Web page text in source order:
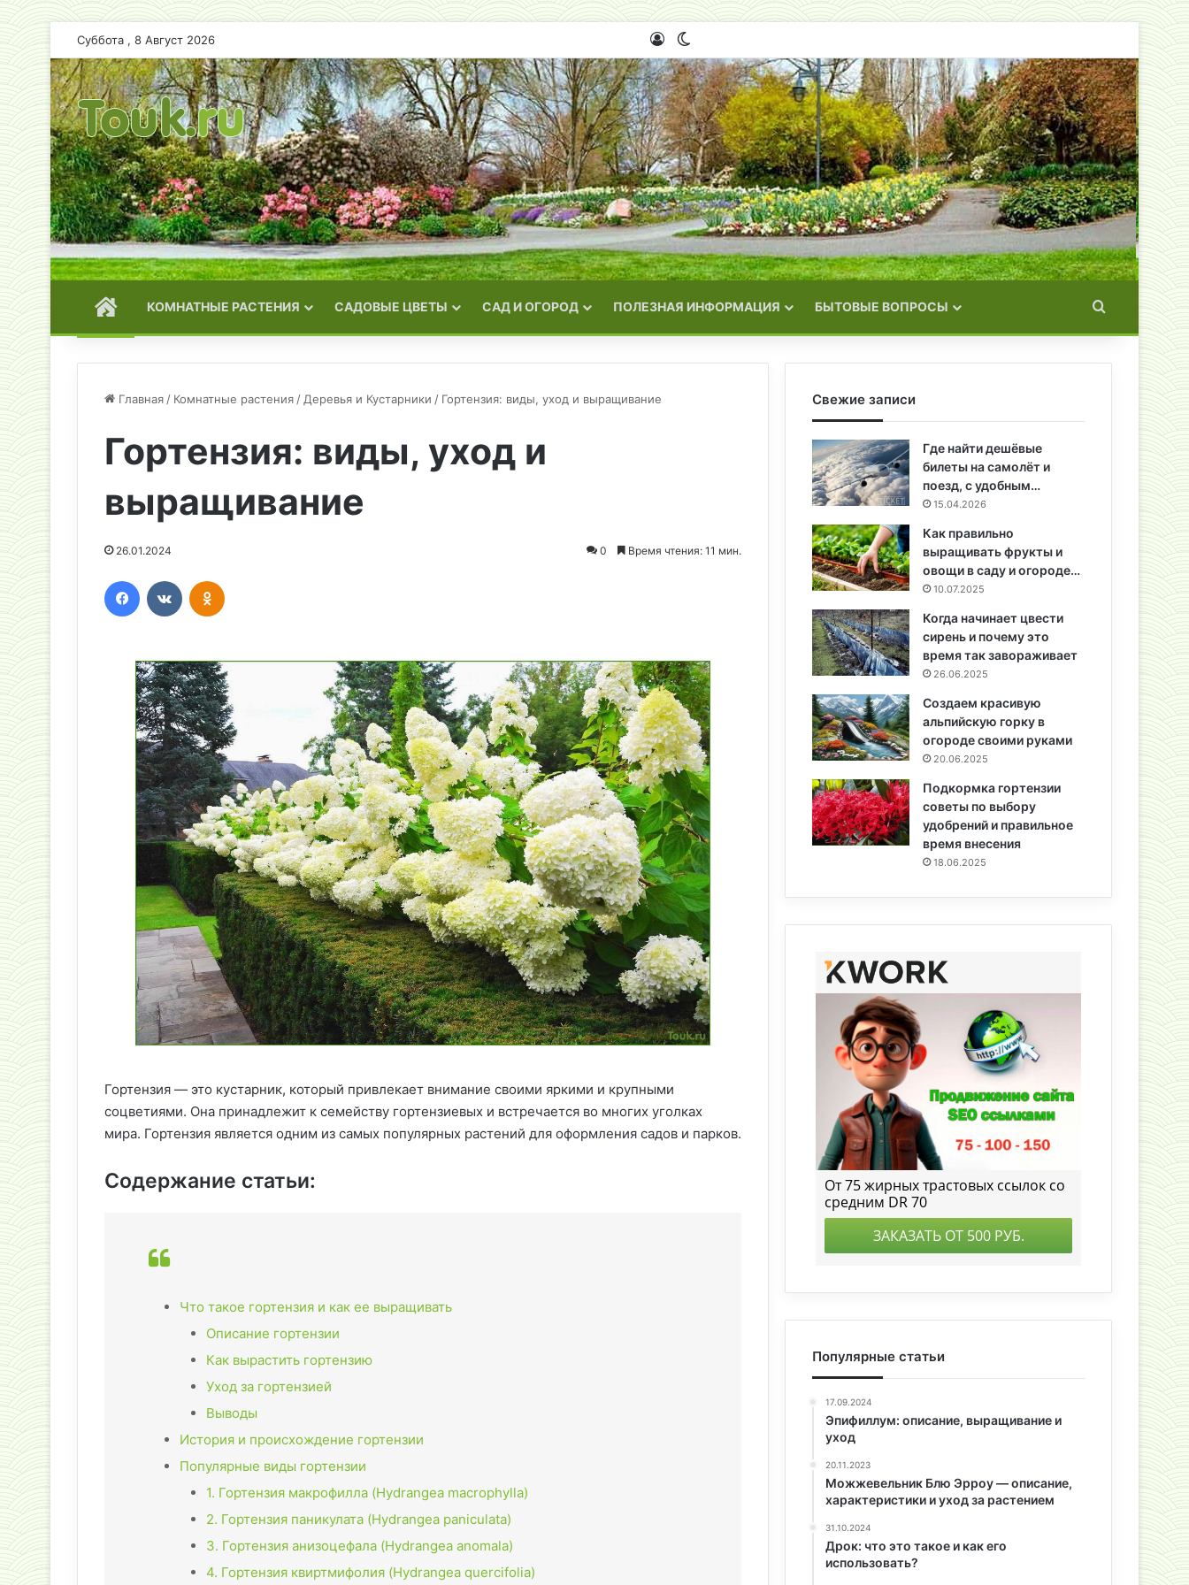
Суббота , 8 Август 2026 Войти
ГЛАВНАЯКОМНАТНЫЕ РАСТЕНИЯ САДОВЫЕ ЦВЕТЫ САД И ОГОРОД ПОЛЕЗНАЯ ИНФОРМАЦИЯ БЫТОВЫЕ ВОПРОСЫ Искать
Главная / Комнатные растения / Деревья и Кустарники / Гортензия: виды, уход и выращивание
Гортензия: виды, уход и
выращивание
26.01.2024 0 Время чтения: 11 мин.
Гортензия — это кустарник, который привлекает внимание своими яркими и крупными
соцветиями. Она принадлежит к семейству гортензиевых и встречается во многих уголках
мира. Гортензия является одним из самых популярных растений для оформления садов и парков.
Содержание статьи:
Что такое гортензия и как ее выращивать
Описание гортензии
Как вырастить гортензию
Уход за гортензией
Выводы
История и происхождение гортензии
Популярные виды гортензии
1. Гортензия макрофилла (Hydrangea macrophylla)
2. Гортензия паникулата (Hydrangea paniculata)
3. Гортензия анизоцефала (Hydrangea anomala)
4. Гортензия квиртмифолия (Hydrangea quercifolia)
Свежие записи
Где найти дешёвые
билеты на самолёт и
поезд, с удобным…
15.04.2026
Как правильно
выращивать фрукты и
овощи в саду и огороде…
10.07.2025
Когда начинает цвести
сирень и почему это
время так завораживает
26.06.2025
Создаем красивую
альпийскую горку в
огороде своими руками
20.06.2025
Подкормка гортензии
советы по выбору
удобрений и правильное
время внесения
18.06.2025
Популярные статьи
17.09.2024
Эпифиллум: описание, выращивание и
уход
20.11.2023
Можжевельник Блю Эрроу — описание,
характеристики и уход за растением
31.10.2024
Дрок: что это такое и как его
использовать?